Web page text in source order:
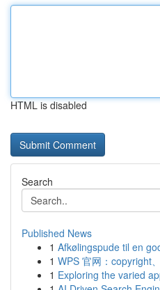
HTML is disabled
Search
Published News
1 Afkølingspude til en
1 WPS 官网：copyright
1 Exploring the varied